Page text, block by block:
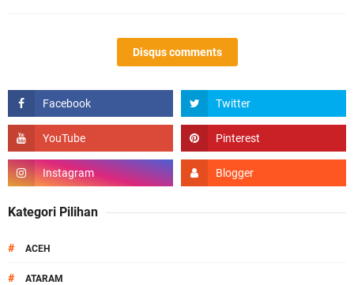
Disqus comments
Kategori Pilihan
# ACEH
# ATARAM